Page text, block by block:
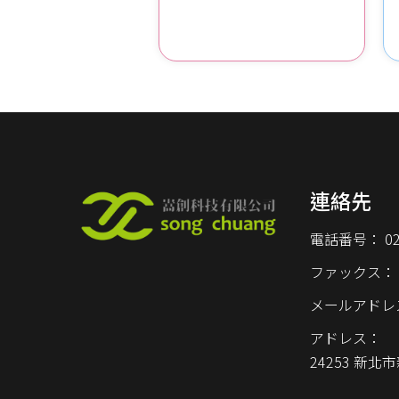
連絡先
電話番号：
ファックス：
メールアド
アドレス：
24253 新北